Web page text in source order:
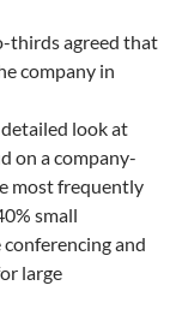
thirds agreed that
company in
look at
on a company-
most frequently
small
conferencing and
large